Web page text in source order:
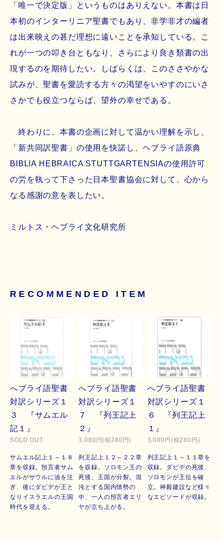
「唯一で決定版」というものはありえない。本書は日
本初のインターリニア聖書でもあり、非学非才の編者
は出来映えの甚だ理想に遠いことを承知している。こ
れが一つの叩き台ともなり、さらにより良き類書の出
現するのを期待したい。しばらくは、このささやかな
試みが、聖書を愛読する方々の渇望をいやすのにいさ
さかでも役立つならば、望外の幸せである。
終わりに、本書の企画に対して温かい理解を示し、
「新共同訳聖書」の使用を快諾し、ヘブライ語原典
BIBLIA HEBRAICA STUTTGARTENSIAの使用許可
の労を執って下さった日本聖書協会に対して、心から
なる感謝の意を表したい。
ミルトス・ヘブライ文化研究所
RECOMMENDED ITEM
へブライ語聖書
対訳シリーズ１
３ 『サムエル
記１』
SOLD OUT
サムエル記上１～１８
章を収録。預言者サム
エルがサウルに油を注
ぎ、後にダビデが王と
なりイスラエルの王国
時代を迎える。
へブライ語聖書
対訳シリーズ１
７ 『列王記上
２』
3,080円(税280円)
列王記上１２～２２章
を収録。ソロモン王の
死後、王国が分裂。混
沌とする国内情勢の
中、一人の預言者エリ
ヤが立ち上がる。
へブライ語聖書
対訳シリーズ１
６ 『列王記上
１』
3,080円(税280円)
列王記上１～１１章を
収録。ダビデの死後、
ソロモンが王位を確
立。神殿建設など様々
なエピソードが収録。